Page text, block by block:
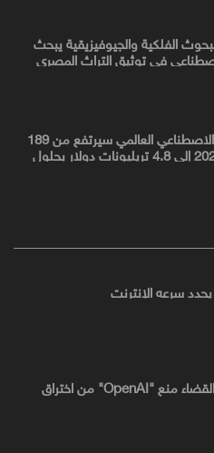
الفلكية والجيوفيزيقية يبحث
في توثيق التراث المصري
حجم سوق الذكاء الاصطناعي العالمي سيرتفع من 189
مليار دولار في 2023 إلى 4.8 تريليونات دولار بحلول
يحدد سرعه الإنترنت
"أبل" تطلب من القضاء منع "OpenAI" من اختراق